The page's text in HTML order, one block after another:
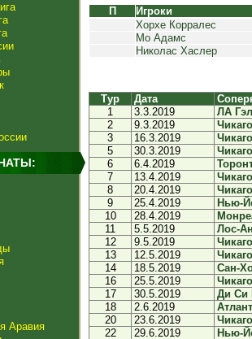
Аравия
П
Игроки
Хорхе Корралес
Мо Адамс
Николас Хаслер
Тур
Дата
1
3.3.2019 ЛА
2
9.3.2019
3
16.3.2019
5
30.3.2019
6
6.4.2019
7
13.4.2019
8
20.4.2019
9
25.4.2019
Нью-
10
28.4.2019
11
5.5.2019
Лос-
12
9.5.2019
13
12.5.2019
14
18.5.2019 Сан-
16
25.5.2019
17
30.5.2019 Ди Си
18
2.6.2019
20
23.6.2019
22
29.6.2019 Нью-